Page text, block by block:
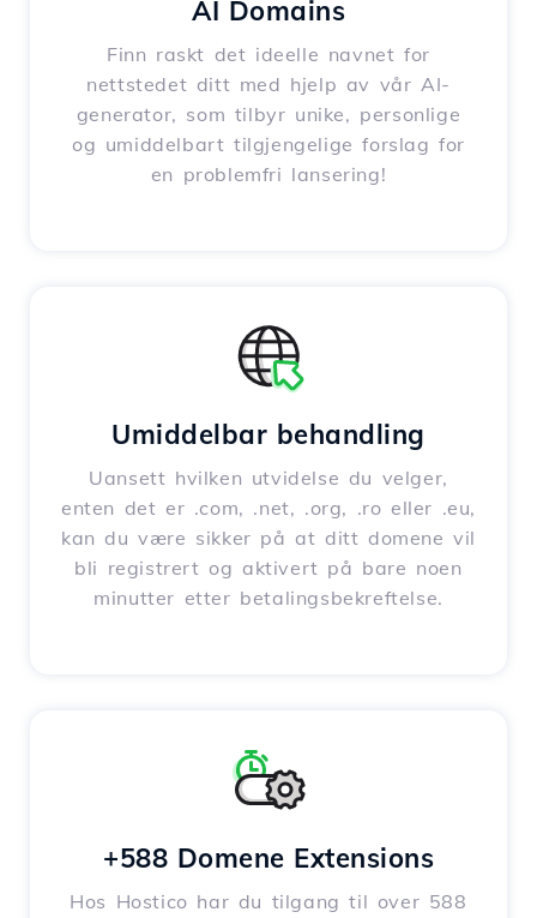
AI Domains
Finn raskt det ideelle navnet for
nettstedet ditt med hjelp av vår AI-
generator, som tilbyr unike, personlige
og umiddelbart tilgjengelige forslag for
en problemfri lansering!
Umiddelbar behandling
Uansett hvilken utvidelse du velger,
enten det er .com, .net, .org, .ro eller .eu,
kan du være sikker på at ditt domene vil
bli registrert og aktivert på bare noen
minutter etter betalingsbekreftelse.
+588 Domene Extensions
Hos Hostico har du tilgang til over 588